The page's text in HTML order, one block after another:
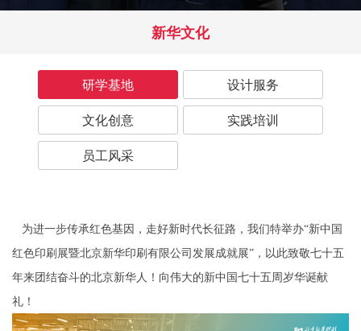
新华文化
研学基地
设计服务
文化创意
实践培训
员工风采
为进一步传承红色基因，走好新时代长征路，我们特举办“新中国
红色印刷展暨北京新华印刷有限公司发展成就展”，以此致敬七十五
年来团结奋斗的北京新华人！向伟大的新中国七十五周岁华诞献
礼！